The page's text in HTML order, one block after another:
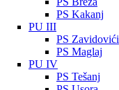
PS Kakanj
PU III
PS Zavidovići
PS Maglaj
PU IV
PS Tešanj